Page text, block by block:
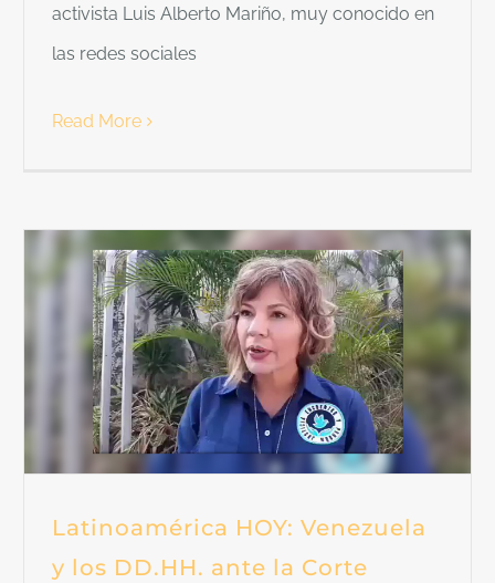
activista Luis Alberto Mariño, muy conocido en
las redes sociales
Read More
Latinoamérica HOY: Venezuela
y los DD.HH. ante la Corte